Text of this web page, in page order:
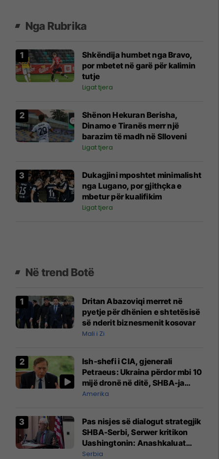
Nga Rubrika
Shkëndija humbet nga Bravo,
por mbetet në garë për kalimin
tutje
Ligat tjera
Shënon Hekuran Berisha,
Dinamo e Tiranës merr një
barazim të madh në Slloveni
Ligat tjera
Dukagjini mposhtet minimalisht
nga Lugano, por gjithçka e
mbetur për kualifikim
Ligat tjera
Në trend Botë
Dritan Abazoviqi merret në
pyetje për dhënien e shtetësisë
së nderit biznesmenit kosovar
Mali i Zi
Ish-shefi i CIA, gjenerali
Petraeus: Ukraina përdor mbi 10
mijë dronë në ditë, SHBA-ja
mbetet shumë prapa në
Amerika
Pas nisjes së dialogut strategjik
SHBA-Serbi, Serwer kritikon
Uashingtonin: Anashkaluat
Banjskën, sulmin ndaj KFOR-it
Serbia